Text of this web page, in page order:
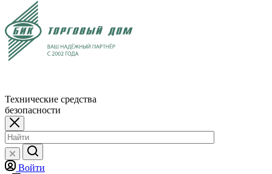
Технические средства
безопасности
Войти